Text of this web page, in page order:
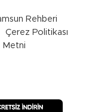
Rehberi
Çerez Politikası
Metni